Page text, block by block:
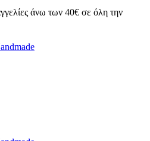
άνω των 40€ σε όλη την